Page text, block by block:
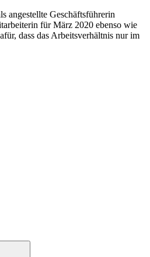
angestellte Geschäftsführerin
für März 2020 ebenso wie
dass das Arbeitsverhältnis nur im